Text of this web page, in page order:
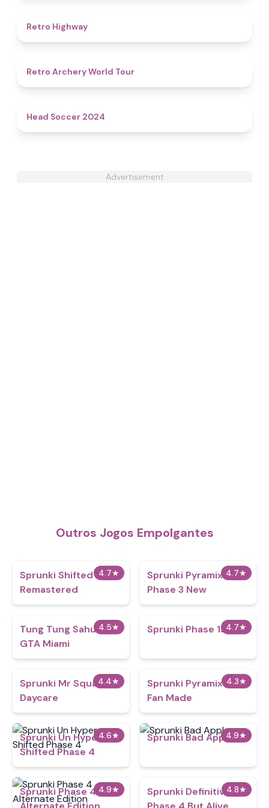
Retro Highway
Retro Archery World Tour
Head Soccer 2024
Advertisement
Outros Jogos Empolgantes
4.7★
Sprunki Shifted
Remastered
4.7★
Sprunki Pyramixed
Phase 3 New
4.5★
Tung Tung Sahur
GTA Miami
4.7★
Sprunki Phase 15
4.4★
Sprunki Mr Square
Daycare
4.3★
Sprunki Pyramixed
Fan Made
4.6★
Sprunki Un Hyper
Shifted Phase 4
4.9★
Sprunki Bad Apple
4.9★
Sprunki Phase 4
4.8★
Sprunki Definitive